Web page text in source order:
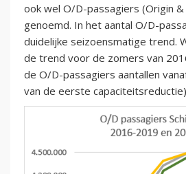
ook wel O/D-passagiers (Origin
genoemd. In het aantal O/D-
duidelijke seizoensmatige trend.
de trend voor de zomers van
de O/D-passagiers aantallen
van de eerste